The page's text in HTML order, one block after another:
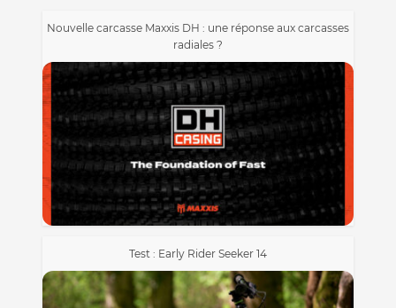
Nouvelle carcasse Maxxis DH : une réponse aux carcasses
radiales ?
Test : Early Rider Seeker 14